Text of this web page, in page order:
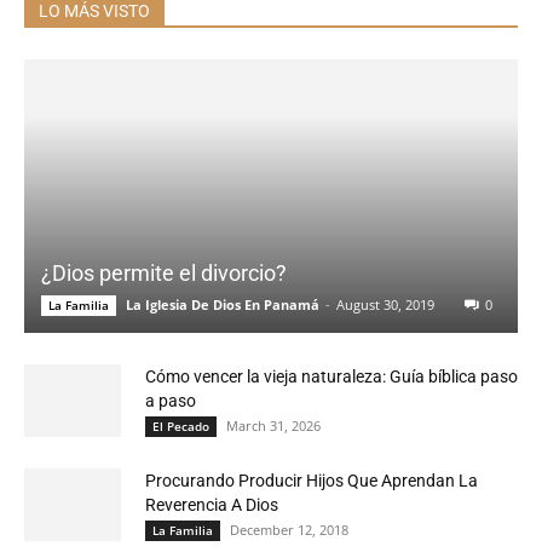
LO MÁS VISTO
¿Dios permite el divorcio?
La Familia La Iglesia De Dios En Panamá - August 30, 2019 0
Cómo vencer la vieja naturaleza: Guía bíblica paso
a paso
El Pecado March 31, 2026
Procurando Producir Hijos Que Aprendan La
Reverencia A Dios
La Familia December 12, 2018